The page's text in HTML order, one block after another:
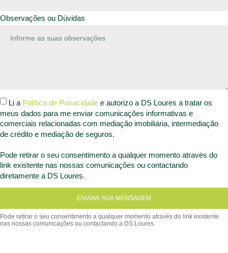
Observações ou Dúvidas
Li a Política de Privacidade e autorizo a DS Loures a tratar os
meus dados para me enviar comunicações informativas e
comerciais relacionadas com mediação imobiliária, intermediação
de crédito e mediação de seguros.
Pode retirar o seu consentimento a qualquer momento através do
link existente nas nossas comunicações ou contactando
diretamente a DS Loures.
ENVIAR SUA MENSAGEM